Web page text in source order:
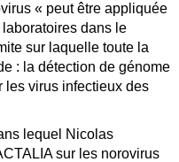
« peut être appliquée
dans le
sur laquelle toute la
: la détection de génome
les virus infectieux des
lequel Nicolas
sur les norovirus